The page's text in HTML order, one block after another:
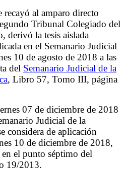
recayó al amparo directo
Tribunal Colegiado del
derivó la tesis aislada
en el Semanario Judicial
10 de agosto de 2018 a las
del Semanario Judicial de la
, Libro 57, Tomo III, página
07 de diciembre de 2018
Judicial de la
considera de aplicación
10 de diciembre de 2018,
el punto séptimo del
19/2013.